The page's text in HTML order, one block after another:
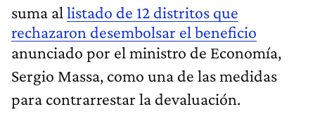
suma al listado de 12 distritos que
rechazaron desembolsar el beneficio
anunciado por el ministro de Economía,
Sergio Massa, como una de las medidas
para contrarrestar la devaluación.